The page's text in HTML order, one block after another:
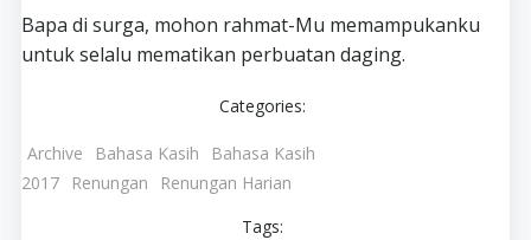
Bapa di surga, mohon rahmat-Mu memampukanku
untuk selalu mematikan perbuatan daging.
Categories:
Archive Bahasa Kasih
Bahasa Kasih
2017
Renungan
Renungan Harian
Tags: